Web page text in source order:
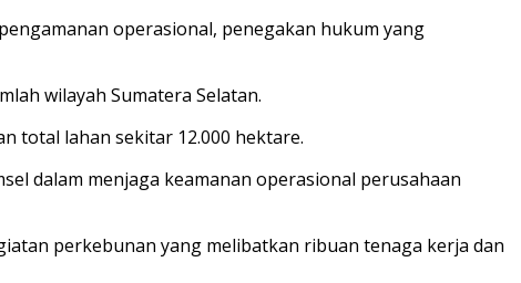
operasional, penegakan hukum yang
wilayah Sumatera Selatan.
total lahan sekitar 12.000 hektare.
dalam menjaga keamanan operasional perusahaan
perkebunan yang melibatkan ribuan tenaga kerja dan